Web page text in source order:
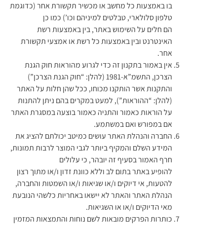
בו באמצעות כל מחשב או מכשיר תקשורת אחר (כדוגמת
טלפון סלולארי, טבלטים למיניהם וכו’) כמו כן
הם חלים על השימוש באתר, בין באמצעות רשת
האינטרנט ובין באמצעות כל רשת או אמצעי תקשורת
אחר.
אין באמור בתקנון זה כדי לגרוע מהוראות חוק הגנת
הצרכן, התשמ”א-1981 (להלן: “חוק הגנת הצרכן”)
והתקנות אשר הותקנו מכוחו, ככל שהן חלות על האתר
(להלן: “ההוראות”), למעט במקרים בהם ניתן להתנות
על הוראות כאמור והתניה כאמור בוצעה במסגרת האתר
אם במפורש ואם במשתמע.
החברה והנהלת האתר עושים כמיטב יכולתם להציג את
המידע השלם והמקיף ביותר לגבי המוצר לרבות תמונות,
חרף האמור בסעיף זה יובהר, כי עלולים
להופיע באתר בתום לב וללא כוונת זדון ו/או מתוך רצון
להטעות, אי דיוקים ו/או שגיאות ו/או השמטות והחברה,
הנהלת האתר והאתר לא יישאו באחריות כלשהי הנובעת
מאי הדיוקים ו/או או השגיאות.
כותרות הפרקים מובאות לשם נוחות והתמצאות המזמין